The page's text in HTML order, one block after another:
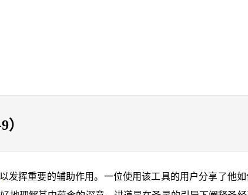
发挥重要的辅助作用。一位使用该工具的用户分享了他